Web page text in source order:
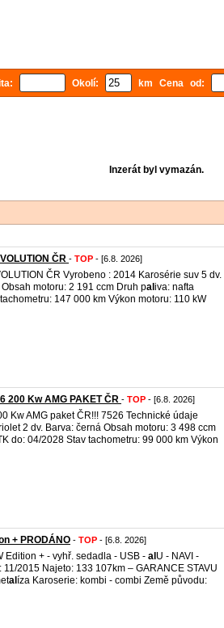
Okolí: km Cena od:
Inzerát byl vymazán.
ČR - TOP - [6.8. 2026]
ČR Vyrobeno : 2014 Karosérie suv 5 dv.
Obsah motoru: 2 191 ccm Druh pal iva: nafta
147 000 km Výkon motoru: 110 kW
200 Kw AMG PAKET ČR - TOP - [6.8. 2026]
Kw AMG paket ČR!!! 7526 Technické údaje
2 dv. Barva: černá Obsah motoru: 3 498 ccm
do: 04/2028 Stav tachometru: 99 000 km Výkon
+ PRODÁNO - TOP - [6.8. 2026]
Edition + - vyhř. sedadla - USB - al U - NAVI -
2015 Najeto: 133 107km – GARANCE STAVU
al íza Karoserie: kombi - combi Země původu: